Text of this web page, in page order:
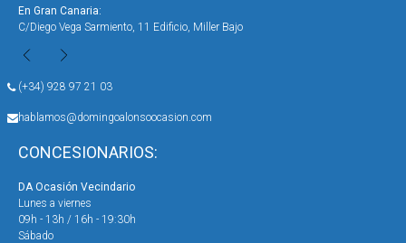
En Gran Canaria:
C/Diego Vega Sarmiento, 11 Edificio, Miller Bajo
(+34) 928 97 21 03
hablamos@domingoalonsoocasion.com
CONCESIONARIOS:
DA Ocasión Vecindario
Lunes a viernes
09h - 13h / 16h - 19:30h
Sábado